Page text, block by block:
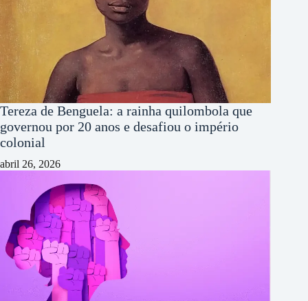
Tereza de Benguela: a rainha quilombola que
governou por 20 anos e desafiou o império
colonial
abril 26, 2026